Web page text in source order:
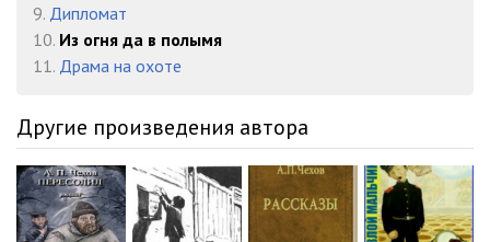
9. Дипломат
10. Из огня да в полымя
11. Драма на охоте
Другие произведения автора